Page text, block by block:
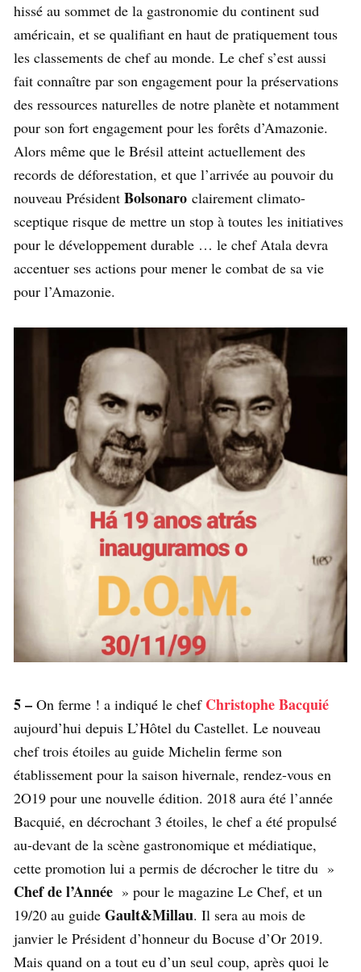
hissé au sommet de la gastronomie du continent sud
américain, et se qualifiant en haut de pratiquement tous
les classements de chef au monde. Le chef s’est aussi
fait connaître par son engagement pour la préservations
des ressources naturelles de notre planète et notamment
pour son fort engagement pour les forêts d’Amazonie.
Alors même que le Brésil atteint actuellement des
records de déforestation, et que l’arrivée au pouvoir du
nouveau Président Bolsonaro clairement climato-
sceptique risque de mettre un stop à toutes les initiatives
pour le développement durable … le chef Atala devra
accentuer ses actions pour mener le combat de sa vie
pour l’Amazonie.
5 – On ferme ! a indiqué le chef Christophe Bacquié
aujourd’hui depuis L’Hôtel du Castellet. Le nouveau
chef trois étoiles au guide Michelin ferme son
établissement pour la saison hivernale, rendez-vous en
2O19 pour une nouvelle édition. 2018 aura été l’année
Bacquié, en décrochant 3 étoiles, le chef a été propulsé
au-devant de la scène gastronomique et médiatique,
cette promotion lui a permis de décrocher le titre du »
Chef de l’Année » pour le magazine Le Chef, et un
19/20 au guide Gault&Millau. Il sera au mois de
janvier le Président d’honneur du Bocuse d’Or 2019.
Mais quand on a tout eu d’un seul coup, après quoi le